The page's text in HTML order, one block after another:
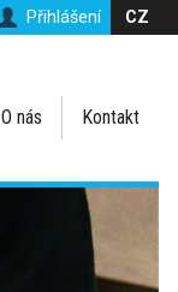
Přihlášení CZ
O nás Kontakt